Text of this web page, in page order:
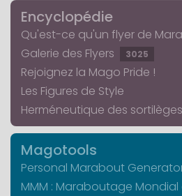
Encyclopédie
Qu'est-ce qu'un flyer de
Galerie des Flyers
3025
Rejoignez la Mago Pride !
Les Figures de Style
Herméneutique des sortilèges
Magotools
Personal Marabout
MMM : Maraboutage